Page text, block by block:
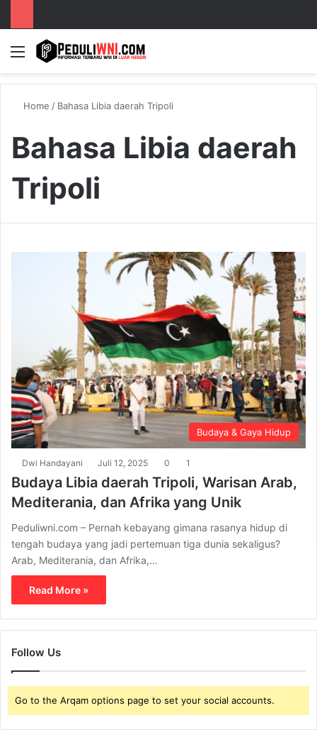
Menu
Home / Bahasa Libia daerah Tripoli
Bahasa Libia daerah
Tripoli
Budaya & Gaya Hidup
Dwi Handayani Juli 12, 2025 0 1
Budaya Libia daerah Tripoli, Warisan Arab,
Mediterania, dan Afrika yang Unik
Peduliwni.com – Pernah kebayang gimana rasanya hidup di
tengah budaya yang jadi pertemuan tiga dunia sekaligus?
Arab, Mediterania, dan Afrika,…
Read More »
Follow Us
Go to the Arqam options page to set your social accounts.